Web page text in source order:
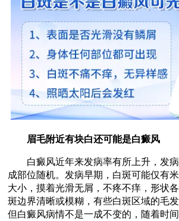
眉毛附近有块白还可能是白癜风
白癜风近年来发病率有所上升，发病
成部位随机。发病早期，白斑可能仅有
大小，摸着光滑无屑，不疼不痒，形状
斑边界清晰或模糊，有些白斑区域的毛
但白癜风病情不是一成不变的，随着时